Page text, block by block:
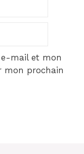
mail et mon
mon prochain